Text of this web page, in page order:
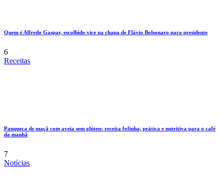
Quem é Alfredo Gaspar, escolhido vice na chapa de Flávio Bolsonaro para presidente
6
Receitas
Panqueca de maçã com aveia sem glúten: receita fofinha, prática e nutritiva para o café
da manhã
7
Notícias